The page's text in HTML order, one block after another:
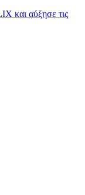
και αύξησε τις